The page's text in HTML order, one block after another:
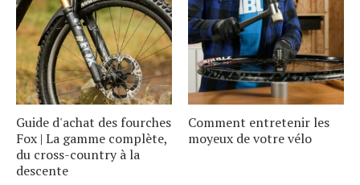
Guide d'achat des fourches
Fox | La gamme complète,
du cross-country à la
descente
Comment entretenir les
moyeux de votre vélo